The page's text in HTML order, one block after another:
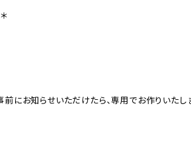
にお知らせいただけたら、専用でお作りいたし